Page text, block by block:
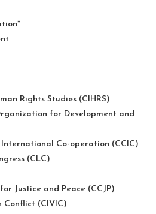
Rights Studies (CIHRS)
for Development and
Co-operation (CCIC)
(CLC)
Justice and Peace (CCJP)
Conflict (CIVIC)